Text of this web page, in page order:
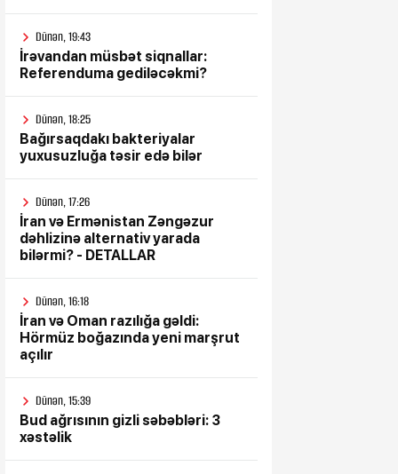
Dünən, 19:43
İrəvandan müsbət siqnallar:
Referenduma gediləcəkmi?
Dünən, 18:25
Bağırsaqdakı bakteriyalar
yuxusuzluğa təsir edə bilər
Dünən, 17:26
İran və Ermənistan Zəngəzur
dəhlizinə alternativ yarada
bilərmi? - DETALLAR
Dünən, 16:18
İran və Oman razılığa gəldi:
Hörmüz boğazında yeni marşrut
açılır
Dünən, 15:39
Bud ağrısının gizli səbəbləri: 3
xəstəlik